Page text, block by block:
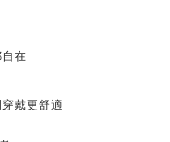
在
戴更舒適